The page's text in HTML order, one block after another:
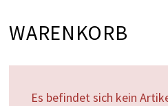
WARENKORB
Es befindet sich kein